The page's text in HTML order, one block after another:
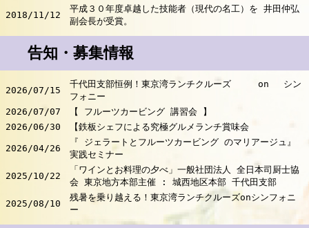
2018/11/12
平成３０年度卓越した技能者（現代の名工）を 井田仲弘
副会長が受賞。
告知・募集情報
2026/07/15
千代田支部恒例！東京湾ランチクルーズ on シン
フォニー
2026/07/07
【 フルーツカービング 講習会 】
2026/06/30
【鉄板シェフによる究極グルメランチ賞味会
2026/04/26
『 ジェラートとフルーツカービング のマリアージュ』
実践セミナー
2025/10/22
「ワインとお料理の夕べ」一般社団法人 全日本司厨士協
会 東京地方本部主催 : 城西地区本部 千代田支部
2025/08/10
残暑を乗り越える！東京湾ランチクルーズonシンフォニ
ー